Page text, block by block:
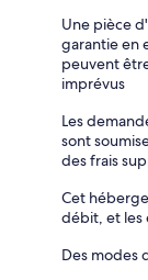
Une pièce
garantie en
peuvent
imprévus
Les
sont
des frais
Cet
débit, et les
Des modes